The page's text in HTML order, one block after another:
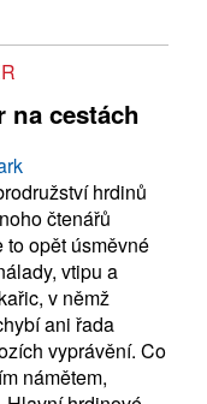
na cestách
hrdinů
čtenářů
to opět úsměvné
vtipu a
v němž
ani řada
vyprávění. Co
námětem,